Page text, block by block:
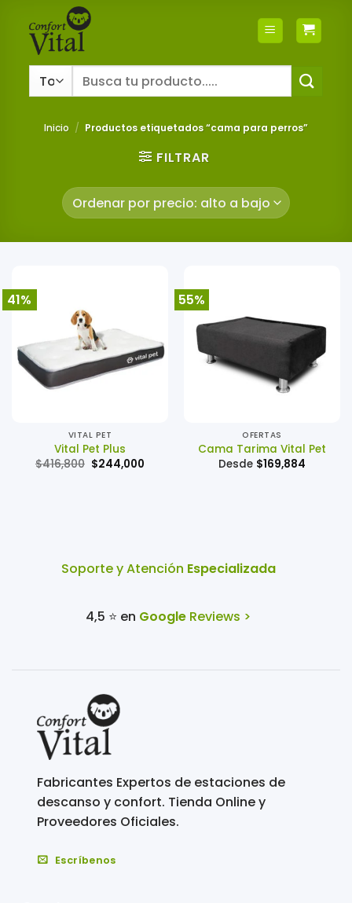
contenido
Buscar
Inicio / Productos etiquetados “cama para perros”
FILTRAR
41%
VITAL PET
Vital Pet Plus
$416,800 El
precio
$244,000
55%
OFERTAS
Cama Tarima Vital Pet
Desde $169,884
Soporte y Atención Especializada
4,5 ⭐ en Google Reviews >
Fabricantes Expertos de estaciones de
descanso y confort. Tienda Online y
Proveedores Oficiales.
Escríbenos